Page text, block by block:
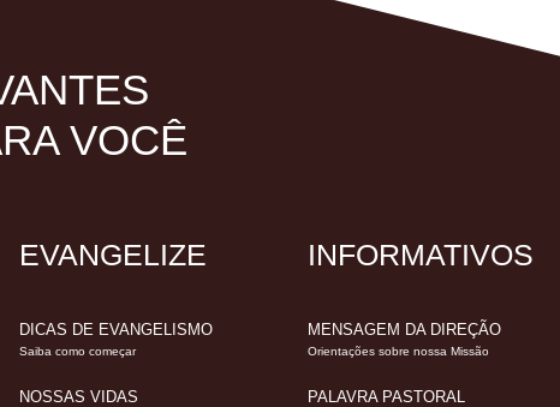
VOCÊ
EVANGELIZE
DICAS DE EVANGELISMO
Saiba como começar
NOSSAS VIDAS
INFORMATIVOS
MENSAGEM DA DIREÇÃO
Orientações sobre nossa Missão
PALAVRA PASTORAL